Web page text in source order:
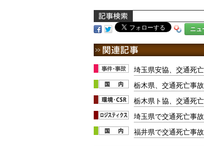
ニュ
埼玉県安協、交通死
栃木県、交通死亡事
栃木県ト協、交通死
埼玉県で交通死亡事
福井県で交通死亡事